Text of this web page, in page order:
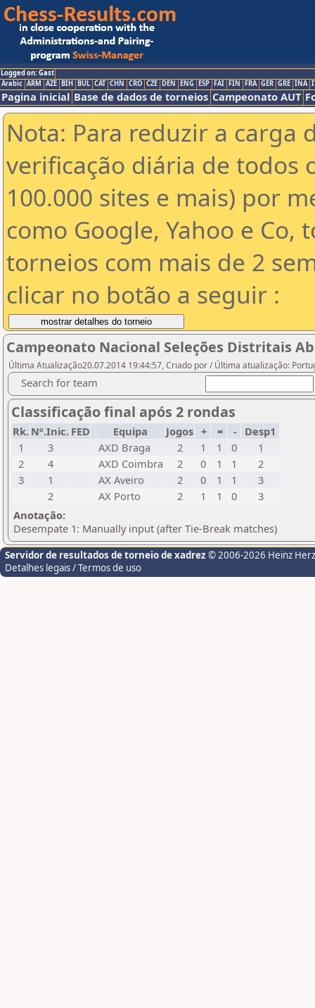
Logged on: Gast
Arabic ARM AZE BIH BUL CAT CHN CRO CZE DEN ENG ESP FAI FIN FRA GER GRE INA
Pagina inicial Base de dados de torneios Campeonato AUT
Nota: Para reduzir a carga
verificação diária de todos
100.000 sites e mais) por
como Google, Yahoo e Co,
torneios com mais de 2
clicar no botão a seguir :
Campeonato Nacional Seleções Distritais
Última Atualização20.07.2014 19:44:57, Criado por / Última atualização:
Search for team
Classificação final após 2 rondas
Rk. Nº.Inic. FED Equipa Jogos + = - Desp1
1
3 AXD Braga 2 1 1 0
1
2
4 AXD Coimbra 2 0 1 1
2
3
1 AX Aveiro 2 0 1 1
3
2
AX Porto 2 1 1 0
3
Anotação:
Desempate 1: Manually input (after Tie-Break matches)
Servidor de resultados de torneio de xadrez © 2006-2026 Heinz
Detalhes legais / Termos de uso